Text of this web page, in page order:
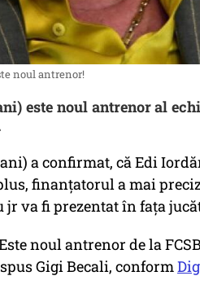
noul antrenor!
este noul antrenor al
a confirmat, că Edi
finanțatorul a mai
jr va fi prezentat în fața
noul antrenor de la
Gigi Becali, conform